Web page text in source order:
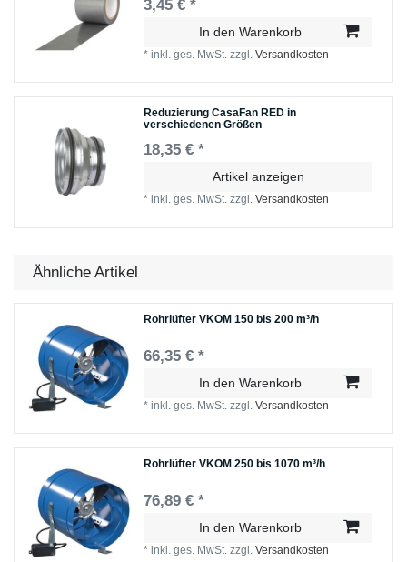
3,45 € *
In den Warenkorb
*inkl. ges. MwSt. zzgl.Versandkosten
Reduzierung CasaFan RED in
verschiedenen Größen
18,35 € *
Artikel anzeigen
*inkl. ges. MwSt. zzgl.Versandkosten
Ähnliche Artikel
Rohrlüfter VKOM 150 bis 200 m³/h
66,35 € *
In den Warenkorb
*inkl. ges. MwSt. zzgl.Versandkosten
Rohrlüfter VKOM 250 bis 1070 m³/h
76,89 € *
In den Warenkorb
*inkl. ges. MwSt. zzgl.Versandkosten